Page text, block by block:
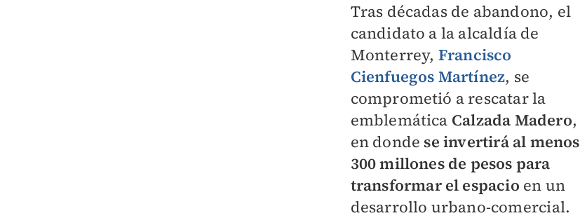
Tras décadas de abandono, el
candidato a la alcaldía de
Monterrey, Francisco
Cienfuegos Martínez, se
comprometió a rescatar la
emblemática Calzada Madero,
en donde se invertirá al menos
300 millones de pesos para
transformar el espacio en un
desarrollo urbano-comercial.